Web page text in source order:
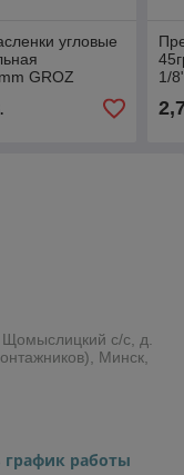
угловые
GROZ
1/
с/с, д.
Минск,
график работы